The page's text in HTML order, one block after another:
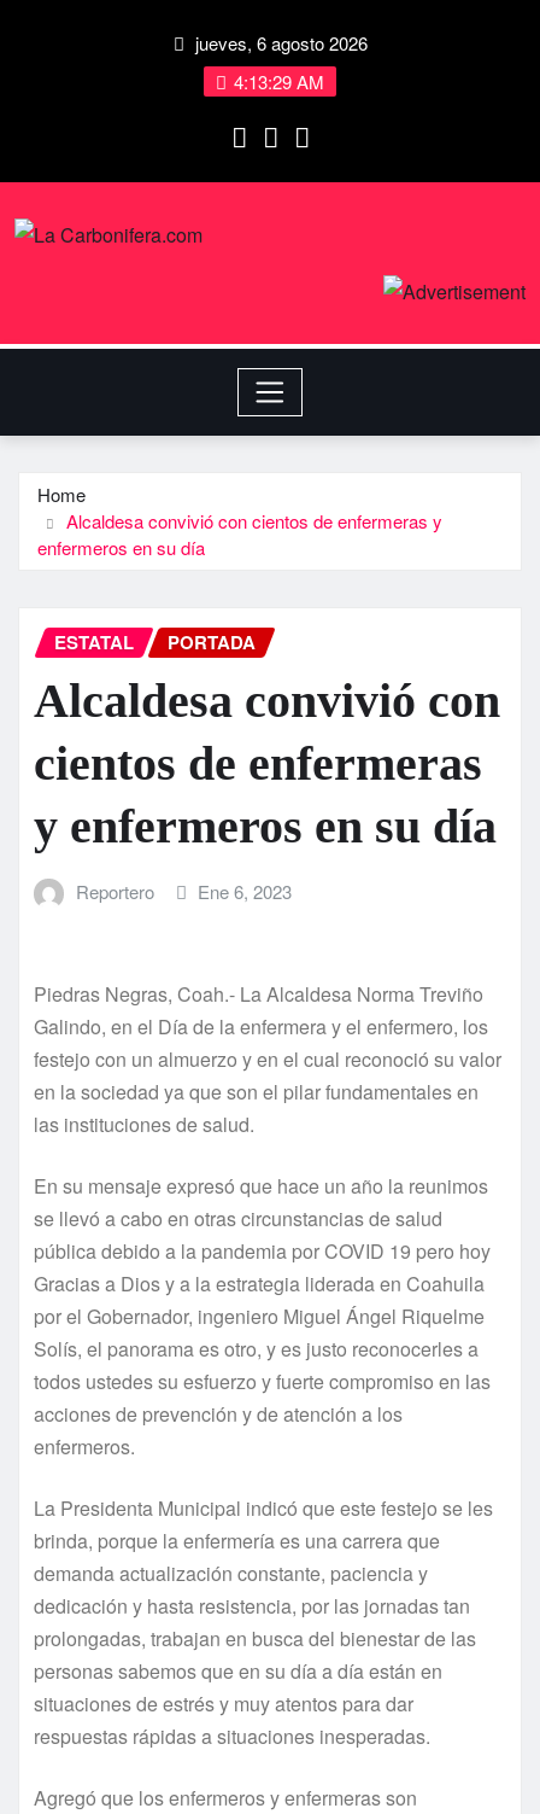
jueves, 6 agosto 2026
4:13:29 AM
Home
Alcaldesa convivió con cientos de enfermeras y
enfermeros en su día
ESTATAL PORTADA
Alcaldesa convivió con
cientos de enfermeras
y enfermeros en su día
Reportero Ene 6, 2023
Piedras Negras, Coah.- La Alcaldesa Norma Treviño
Galindo, en el Día de la enfermera y el enfermero, los
festejo con un almuerzo y en el cual reconoció su valor
en la sociedad ya que son el pilar fundamentales en
las instituciones de salud.
En su mensaje expresó que hace un año la reunimos
se llevó a cabo en otras circunstancias de salud
pública debido a la pandemia por COVID 19 pero hoy
Gracias a Dios y a la estrategia liderada en Coahuila
por el Gobernador, ingeniero Miguel Ángel Riquelme
Solís, el panorama es otro, y es justo reconocerles a
todos ustedes su esfuerzo y fuerte compromiso en las
acciones de prevención y de atención a los
enfermeros.
La Presidenta Municipal indicó que este festejo se les
brinda, porque la enfermería es una carrera que
demanda actualización constante, paciencia y
dedicación y hasta resistencia, por las jornadas tan
prolongadas, trabajan en busca del bienestar de las
personas sabemos que en su día a día están en
situaciones de estrés y muy atentos para dar
respuestas rápidas a situaciones inesperadas.
Agregó que los enfermeros y enfermeras son